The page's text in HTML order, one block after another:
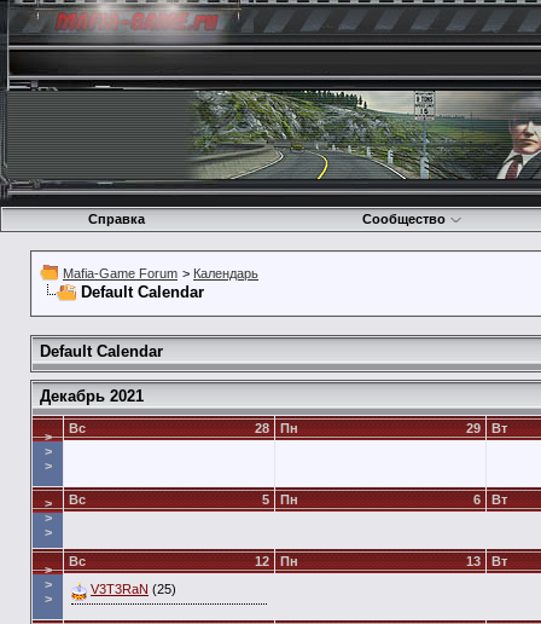
Справка Сообщество
Mafia-Game Forum > Календарь
Default Calendar
Default Calendar
Декабрь 2021
>
>
>
28
Вс 29
Пн Вт
>
>
>
5
Вс 6
Пн Вт
>
>
>
12
Вс
V3T3RaN (25)
13
Пн Вт